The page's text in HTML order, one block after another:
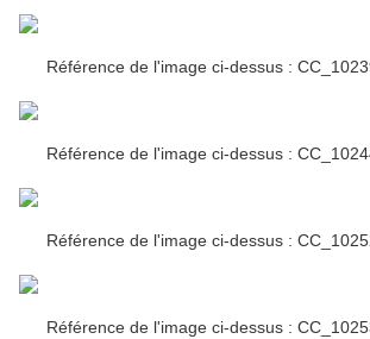
Référence de l'image ci-dessus :
Référence de l'image ci-dessus :
Référence de l'image ci-dessus :
Référence de l'image ci-dessus :